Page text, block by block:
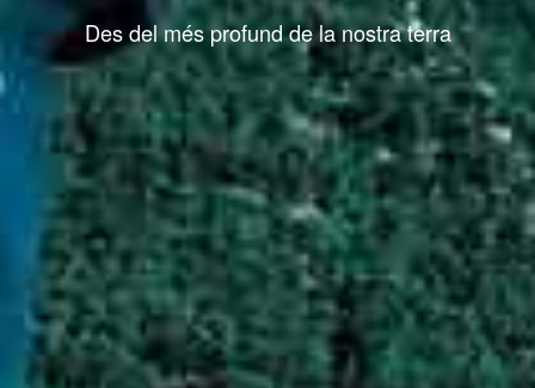
Des del més profund de la nostra terra